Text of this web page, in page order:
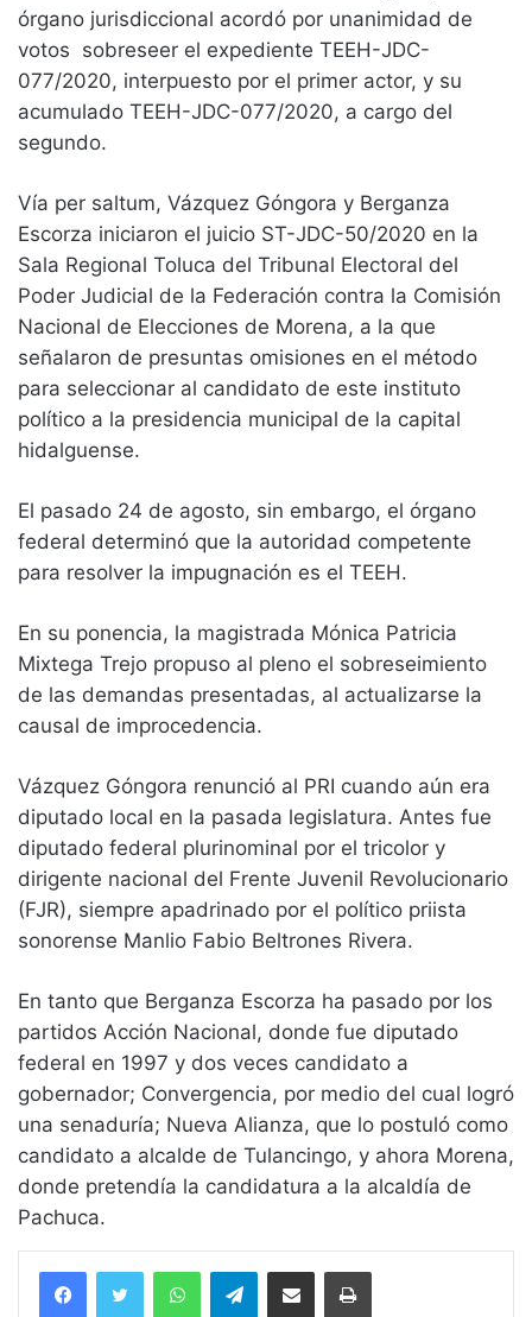
órgano jurisdiccional acordó por unanimidad de
votos sobreseer el expediente TEEH-JDC-
077/2020, interpuesto por el primer actor, y su
acumulado TEEH-JDC-077/2020, a cargo del
segundo.
Vía per saltum, Vázquez Góngora y Berganza
Escorza iniciaron el juicio ST-JDC-50/2020 en la
Sala Regional Toluca del Tribunal Electoral del
Poder Judicial de la Federación contra la Comisión
Nacional de Elecciones de Morena, a la que
señalaron de presuntas omisiones en el método
para seleccionar al candidato de este instituto
político a la presidencia municipal de la capital
hidalguense.
El pasado 24 de agosto, sin embargo, el órgano
federal determinó que la autoridad competente
para resolver la impugnación es el TEEH.
En su ponencia, la magistrada Mónica Patricia
Mixtega Trejo propuso al pleno el sobreseimiento
de las demandas presentadas, al actualizarse la
causal de improcedencia.
Vázquez Góngora renunció al PRI cuando aún era
diputado local en la pasada legislatura. Antes fue
diputado federal plurinominal por el tricolor y
dirigente nacional del Frente Juvenil Revolucionario
(FJR), siempre apadrinado por el político priista
sonorense Manlio Fabio Beltrones Rivera.
En tanto que Berganza Escorza ha pasado por los
partidos Acción Nacional, donde fue diputado
federal en 1997 y dos veces candidato a
gobernador; Convergencia, por medio del cual logró
una senaduría; Nueva Alianza, que lo postuló como
candidato a alcalde de Tulancingo, y ahora Morena,
donde pretendía la candidatura a la alcaldía de
Pachuca.
WhatsAppTelegramCompartir vía email Imprimir